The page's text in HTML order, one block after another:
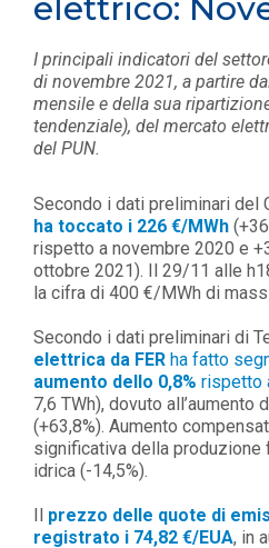
elettrico:
I principali indicatori del
di novembre 2021, a partire
mensile e della sua
tendenziale), del mercato
del PUN.
Secondo i dati preliminari del
ha toccato i 226 €/MWh
rispetto a novembre 2020 e
ottobre 2021). Il 29/11 alle
la cifra di 400 €/MWh di
Secondo i dati preliminari di
elettrica da FER ha fatto
aumento dello 0,8% rispetto
7,6 TWh), dovuto
(+63,8%). Aumento
significativa della produzione
idrica (-14,5%).
prezzo delle quote di
registrato i 74,82 €/EUA, in